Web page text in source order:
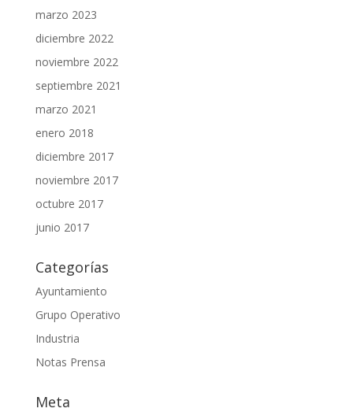
marzo 2023
diciembre 2022
noviembre 2022
septiembre 2021
marzo 2021
enero 2018
diciembre 2017
noviembre 2017
octubre 2017
junio 2017
Categorías
Ayuntamiento
Grupo Operativo
Industria
Notas Prensa
Meta